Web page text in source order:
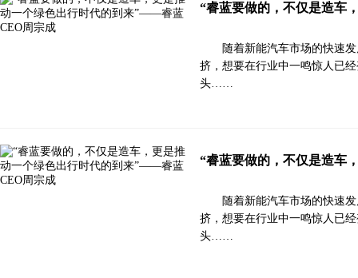
“睿蓝要做的，不仅是造车
随着新能汽车市场的快速
挤，想要在行业中一鸣惊人已
头……
“睿蓝要做的，不仅是造车
随着新能汽车市场的快速
挤，想要在行业中一鸣惊人已
头……